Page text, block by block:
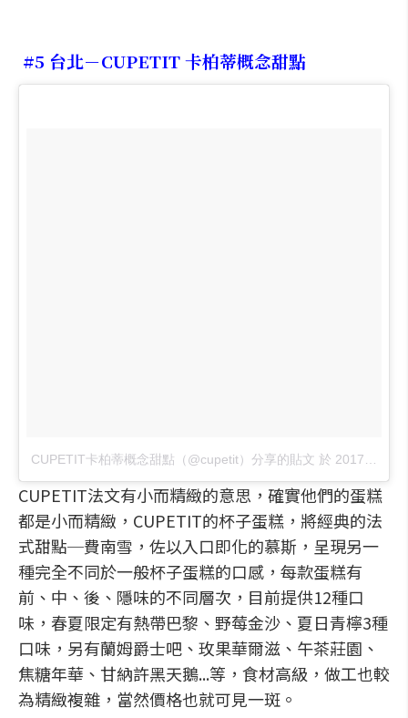
#5 台北－CUPETIT 卡柏蒂概念甜點
CUPETIT卡柏蒂概念甜點（@cupetit）分享的貼文 於 2017 年 5月 月 19 5:13上午 PDT
CUPETIT法文有小而精緻的意思，確實他們的蛋糕
都是小而精緻，CUPETIT的杯子蛋糕，將經典的法
式甜點─費南雪，佐以入口即化的慕斯，呈現另一
種完全不同於一般杯子蛋糕的口感，每款蛋糕有
前、中、後、隱味的不同層次，目前提供12種口
味，春夏限定有熱帶巴黎、野莓金沙、夏日青檸3種
口味，另有蘭姆爵士吧、玫果華爾滋、午茶莊園、
焦糖年華、甘納許黑天鵝...等，食材高級，做工也較
為精緻複雜，當然價格也就可見一斑。